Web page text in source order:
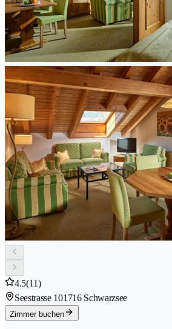
4.5(11)
Seestrasse 101716 Schwarzsee
Zimmer buchen